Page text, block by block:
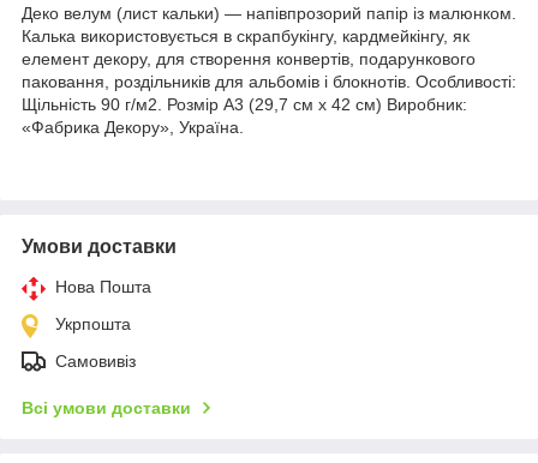
Деко велум (лист кальки) — напівпрозорий папір із малюнком.
Калька використовується в скрапбукінгу, кардмейкінгу, як
елемент декору, для створення конвертів, подарункового
паковання, роздільників для альбомів і блокнотів. Особливості:
Щільність 90 г/м2. Розмір А3 (29,7 см х 42 см) Виробник:
«Фабрика Декору», Україна.
Умови доставки
Нова Пошта
Укрпошта
Самовивіз
Всі умови доставки